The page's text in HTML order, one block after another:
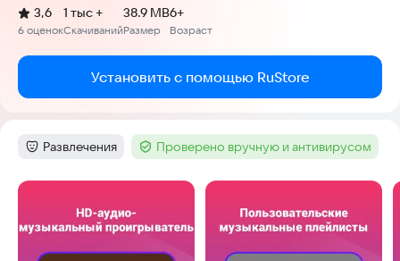
Рейтинг:
3,6
(
6 оценок
)
Скачиваний
1 тыс +
Размер
38.9 MB
Возраст
6+
Установить с помощью RuStore
Категория:
Развлечения Тег :Проверено вручную и антивирусом
Скриншоты